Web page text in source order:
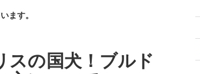
ます。
スの国犬！ブルド